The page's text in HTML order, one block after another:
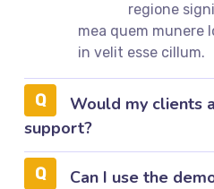
regione
mea quem munere
in velit esse cillum.
Would my clients
support?
Can I use the